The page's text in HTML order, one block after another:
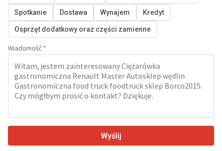
Spotkanie Dostawa Wynajem Kredyt
Osprzęt dodatkowy oraz części zamienne
Wiadomość *
Wyślij